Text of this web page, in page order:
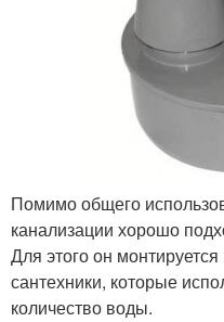
Помимо общего
канализации хорошо
Для этого он
сантехники, которые
количество воды.